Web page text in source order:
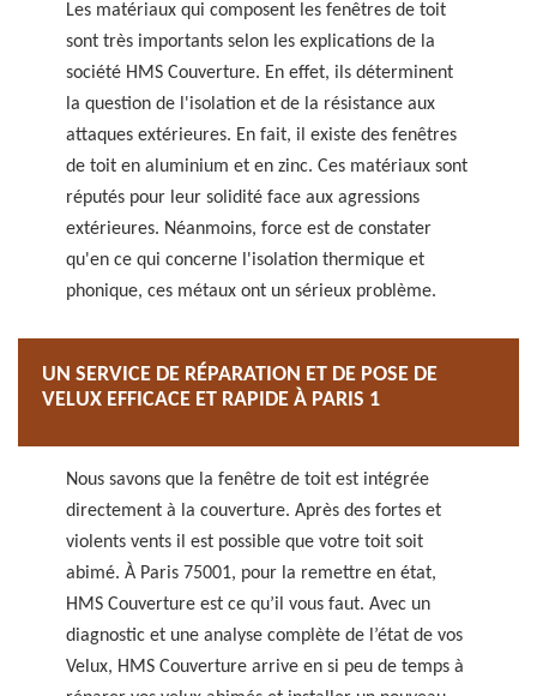
Les matériaux qui composent les fenêtres de toit
sont très importants selon les explications de la
société HMS Couverture. En effet, ils déterminent
la question de l'isolation et de la résistance aux
attaques extérieures. En fait, il existe des fenêtres
de toit en aluminium et en zinc. Ces matériaux sont
réputés pour leur solidité face aux agressions
extérieures. Néanmoins, force est de constater
qu'en ce qui concerne l'isolation thermique et
phonique, ces métaux ont un sérieux problème.
UN SERVICE DE RÉPARATION ET DE POSE DE
VELUX EFFICACE ET RAPIDE À PARIS 1
Nous savons que la fenêtre de toit est intégrée
directement à la couverture. Après des fortes et
violents vents il est possible que votre toit soit
abimé. À Paris 75001, pour la remettre en état,
HMS Couverture est ce qu’il vous faut. Avec un
diagnostic et une analyse complète de l’état de vos
Velux, HMS Couverture arrive en si peu de temps à